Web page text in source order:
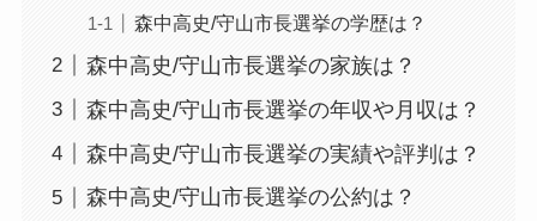
森中高史/守山市長選挙の学歴は？
森中高史/守山市長選挙の家族は？
森中高史/守山市長選挙の年収や月収は？
森中高史/守山市長選挙の実績や評判は？
森中高史/守山市長選挙の公約は？